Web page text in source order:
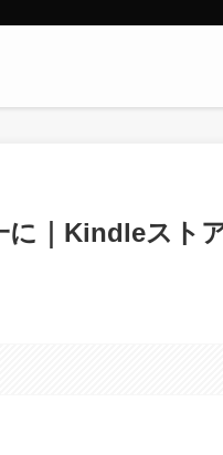
に｜Kindleスト